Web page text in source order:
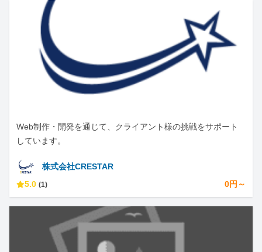
Web制作・開発を通じて、クライアント様の挑戦をサポート
しています。
株式会社CRESTAR
5.0 (1) 0円～